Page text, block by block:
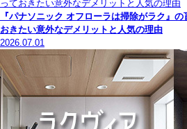
『パナソニック オフローラは掃除がラク』
おきたい意外なデメリットと人気の理由
2026.07.01